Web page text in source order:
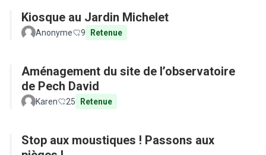
Kiosque au Jardin Michelet
Anonyme 9 Retenue
Aménagement du site de l’observatoire
de Pech David
Karen 25 Retenue
Stop aux moustiques ! Passons aux